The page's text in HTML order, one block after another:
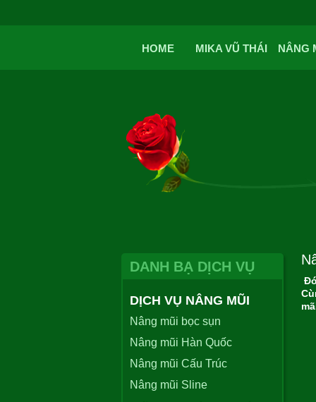
HOME MIKA VŨ THÁI NÂNG
DANH BẠ DỊCH VỤ
DỊCH VỤ NÂNG MŨI
Nâng mũi bọc sụn
Nâng mũi Hàn Quốc
Nâng mũi Cấu Trúc
Nâng mũi Sline